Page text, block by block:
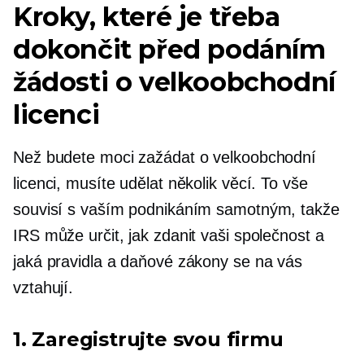
Kroky, které je třeba
dokončit před podáním
žádosti o velkoobchodní
licenci
Než budete moci zažádat o velkoobchodní
licenci, musíte udělat několik věcí. To vše
souvisí s vaším podnikáním samotným, takže
IRS může určit, jak zdanit vaši společnost a
jaká pravidla a daňové zákony se na vás
vztahují.
1. Zaregistrujte svou firmu